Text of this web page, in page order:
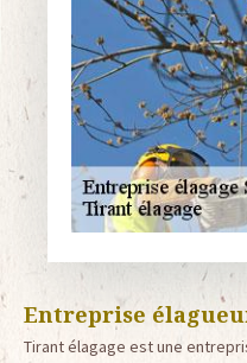
Entreprise
Tirant élagage est une